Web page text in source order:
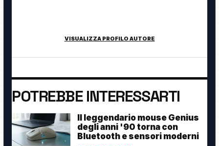
VISUALIZZA PROFILO AUTORE
POTREBBE INTERESSARTI
Il leggendario mouse Genius
degli anni '90 torna con
Bluetooth e sensori moderni